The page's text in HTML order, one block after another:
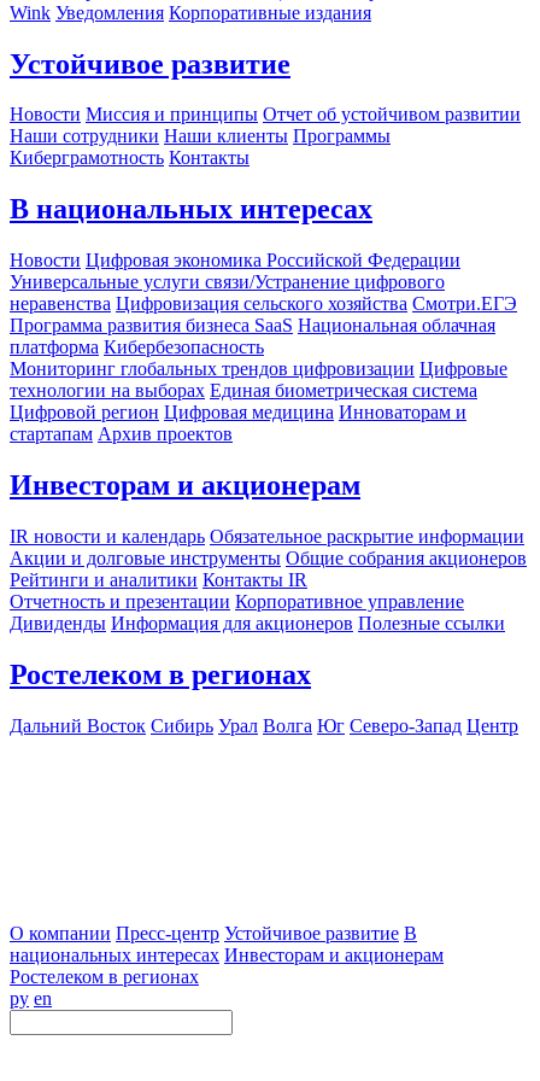
Wink Уведомления Корпоративные издания
Устойчивое развитие
Новости Миссия и принципы Отчет об устойчивом развитии
Наши сотрудники Наши клиенты Программы
Киберграмотность Контакты
В национальных интересах
Новости Цифровая экономика Российской Федерации
Универсальные услуги связи/Устранение цифрового
неравенства Цифровизация сельского хозяйства Смотри.ЕГЭ
Программа развития бизнеса SaaS Национальная облачная
платформа Кибербезопасность
Мониторинг глобальных трендов цифровизации Цифровые
технологии на выборах Единая биометрическая система
Цифровой регион Цифровая медицина Инноваторам и
стартапам Архив проектов
Инвесторам и акционерам
IR новости и календарь Обязательное раскрытие информации
Акции и долговые инструменты Общие собрания акционеров
Рейтинги и аналитики Контакты IR
Отчетность и презентации Корпоративное управление
Дивиденды Информация для акционеров Полезные ссылки
Ростелеком в регионах
Дальний Восток Сибирь Урал Волга Юг Северо-Запад Центр
О компании Пресс-центр Устойчивое развитие В
национальных интересах Инвесторам и акционерам
Ростелеком в регионах
ру en